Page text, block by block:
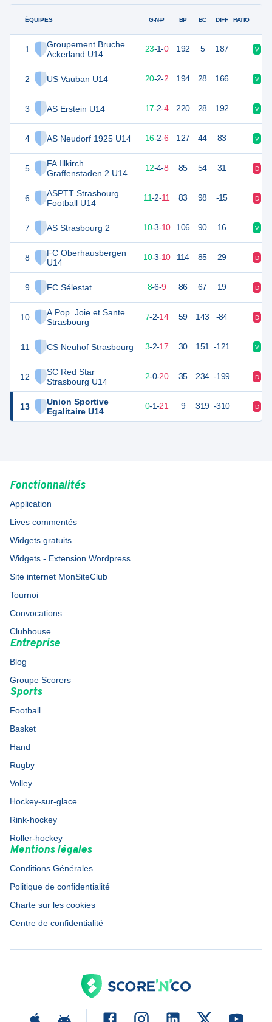
ÉQUIPES
1
Groupement Bruche
Ackerland U14
2 US Vauban U14
3 AS Erstein U14
4 AS Neudorf 1925 U14
5
FA Illkirch
Graffenstaden 2 U14
6
ASPTT Strasbourg
Football U14
7 AS Strasbourg 2
8
FC Oberhausbergen
U14
9 FC Sélestat
10
A.Pop. Joie et Sante
Strasbourg
11 CS Neuhof Strasbourg
12
SC Red Star
Strasbourg U14
13
Union Sportive
Egalitaire U14
G-N-P BP BC DIFF RATIO
70 23-1-0 192 5 187 V
62 20-2-2 194 28 166 V
17-2-4 220 28 192 V
50 24 16-2-6 127 44 83 V
39 24 12-4-8 85 54 31 D
34 11-2-11 83 98 -15 D
32 10-3-10 106 90 16 V
32 10-3-10 114 85 29 D
8-6-9 86 67 19 D
21 7-2-14 59 143 -84 D
9 24 3-2-17 30 151 -121 V
2-0-20 35 234 -199 D
-1 0-1-21 9 319 -310 D
Fonctionnalités
Application
Lives commentés
Widgets gratuits
Widgets - Extension Wordpress
Site internet MonSiteClub
Tournoi
Convocations
Clubhouse
Entreprise
Blog
Groupe Scorers
Sports
Football
Basket
Hand
Rugby
Volley
Hockey-sur-glace
Rink-hockey
Roller-hockey
Mentions légales
Conditions Générales
Politique de confidentialité
Charte sur les cookies
Centre de confidentialité